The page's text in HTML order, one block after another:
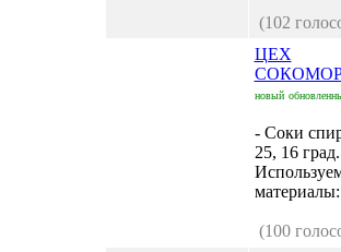
(102
ЦЕХ
новый
- Соки
25, 16
(100